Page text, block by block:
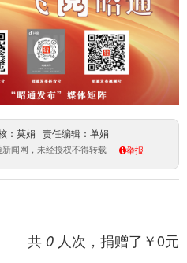
：莫娟 责任编辑：单娟
闻网，未经授权不得转载 举报
共 0 人次，捐赠了￥0元